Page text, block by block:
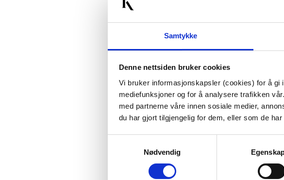
Samtykke
Denne nettsiden bruker cookies
Vi bruker informasjonskapsler (cookies) for å gi
mediefunksjoner og for å analysere trafikken
med partnerne våre innen sosiale medier,
du har gjort tilgjengelig for dem, eller som de
Nødvendig
FIGUR GRESSKAR Ø 15 CM